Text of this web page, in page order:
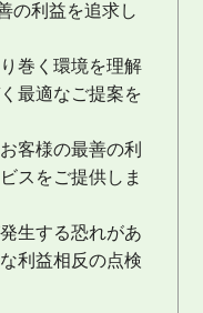
の利益を追求し
巻く環境を理解
最適なご提案を
客様の最善の利
スをご提供しま
生する恐れがあ
利益相反の点検